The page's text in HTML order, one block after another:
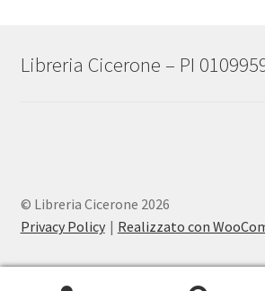
Libreria Cicerone – PI
© Libreria Cicerone 2026
Privacy Policy
Realizzato con